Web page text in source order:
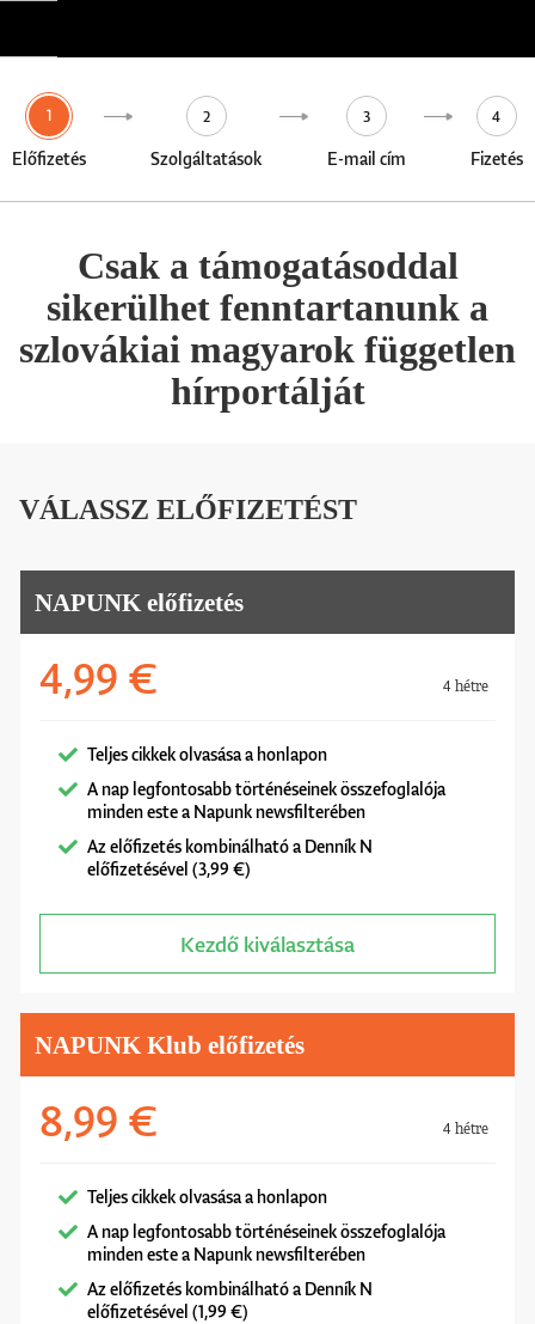
1
Előfizetés
2
Szolgáltatások
3
E-mail cím
4
Fizetés
Csak a támogatásoddal
sikerülhet fenntartanunk a
szlovákiai magyarok független
hírportálját
VÁLASSZ ELŐFIZETÉST
NAPUNK előfizetés
4,99 € 4 hétre
Teljes cikkek olvasása a honlapon
A nap legfontosabb történéseinek összefoglalója
minden este a Napunk newsfilterében
Az előfizetés kombinálható a Denník N
előfizetésével (3,99 €)
Kezdő kiválasztása
NAPUNK Klub előfizetés
8,99 € 4 hétre
Teljes cikkek olvasása a honlapon
A nap legfontosabb történéseinek összefoglalója
minden este a Napunk newsfilterében
Az előfizetés kombinálható a Denník N
előfizetésével (1,99 €)